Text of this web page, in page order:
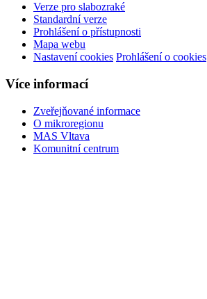
Verze pro slabozraké
Standardní verze
Prohlášení o přístupnosti
Mapa webu
Nastavení cookies Prohlášení o cookies
Více informací
Zveřejňované informace
O mikroregionu
MAS Vltava
Komunitní centrum